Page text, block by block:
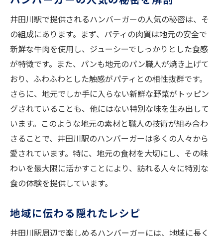
井田川駅で提供されるハンバーガーの人気の秘密は、そ
の組成にあります。まず、パティの肉質は地元の安全で
新鮮な牛肉を使用し、ジューシーでしっかりとした食感
が特徴です。また、パンも地元のパン職人が焼き上げて
おり、ふわふわとした触感がパティとの相性抜群です。
さらに、地元でしか手に入らない新鮮な野菜がトッピン
グされていることも、他にはない特別な味を生み出して
います。このような地元の素材と職人の技術が組み合わ
さることで、井田川駅のハンバーガーは多くの人々から
愛されています。特に、地元の食材を大切にし、その味
わいを最大限に活かすことにより、訪れる人々に特別な
食の体験を提供しています。
地域に伝わる隠れたレシピ
井田川駅周辺で楽しめるハンバーガーには、地域に長く